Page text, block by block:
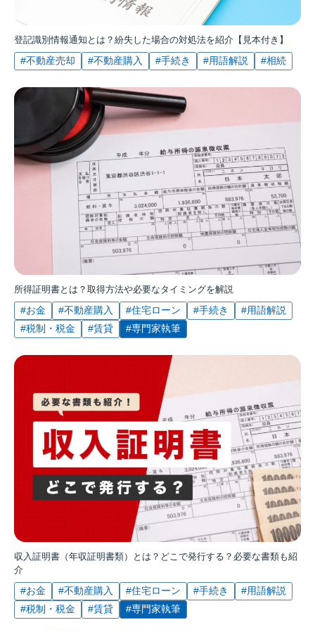
登記識別情報通知とは？紛失した場合の対処法を紹介【見本付き】
#不動産売却 #不動産購入 #手続き #用語解説 #相続
所得証明書とは？取得方法や必要なタイミングを解説
#お金 #不動産購入 #住宅ローン #手続き
#用語解説
#税制・税金
#賃貸 #専門家執筆
収入証明書（年収証明書類）とは？どこで発行する？必要な書類も紹
介
#お金 #不動産購入 #住宅ローン #手続き
#用語解説
#税制・税金
#賃貸 #専門家執筆